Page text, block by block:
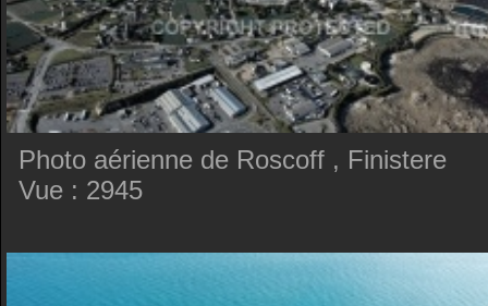
Photo aérienne de Roscoff , Finistere
Vue : 2945